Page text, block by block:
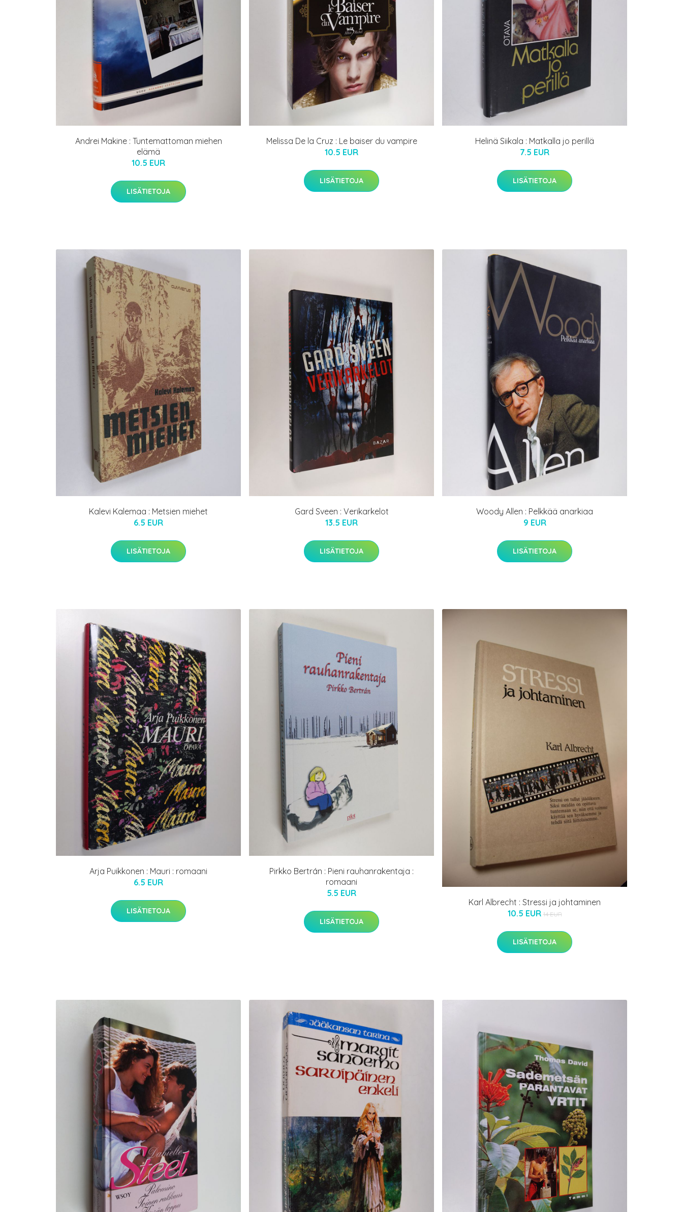
Andrei Makine : Tuntemattoman miehen
elämä
10.5 EUR
LISÄTIETOJA
Melissa De la Cruz : Le baiser du vampire
10.5 EUR
LISÄTIETOJA
Helinä Siikala : Matkalla jo perillä
7.5 EUR
LISÄTIETOJA
Kalevi Kalemaa : Metsien miehet
6.5 EUR
LISÄTIETOJA
Gard Sveen : Verikarkelot
13.5 EUR
LISÄTIETOJA
Woody Allen : Pelkkää anarkiaa
9 EUR
LISÄTIETOJA
Arja Puikkonen : Mauri : romaani
6.5 EUR
LISÄTIETOJA
Pirkko Bertrán : Pieni rauhanrakentaja :
romaani
5.5 EUR
LISÄTIETOJA
Karl Albrecht : Stressi ja johtaminen
10.5 EUR 14 EUR
LISÄTIETOJA